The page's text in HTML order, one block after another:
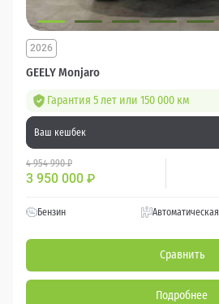
GEELY Monjaro
2026
Гарантия 5 лет или 150 000 км
Ваш кешбек
4 954 990 ₽
3 950 000 ₽
Бензин Автоматическая
Сравнить
Подробнее